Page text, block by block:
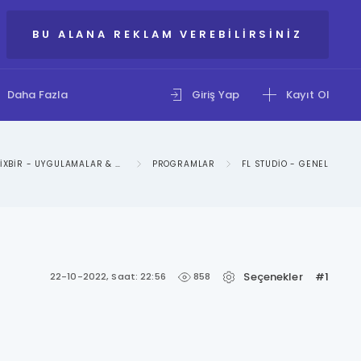
BU ALANA REKLAM VEREBILIRSINIZ
Daha Fazla Giriş Yap Kayıt Ol
IXBIR - UYGULAMALAR & SOSYAL MEDYA KATEGORISI PROGRAMLAR FL STUDIO - GENEL
22-10-2022, Saat: 22:56 858 Seçenekler #1